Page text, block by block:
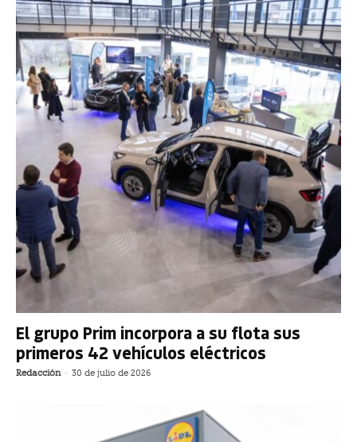
El grupo Prim incorpora a su flota sus
primeros 42 vehículos eléctricos
Redacción - 30 de julio de 2026